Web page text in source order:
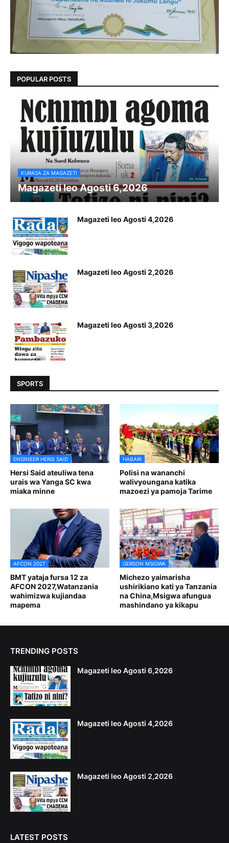
POPULAR POSTS
KURASA ZA MAGAZETI
Magazeti leo Agosti 6,2026
Magazeti leo Agosti 4,2026
Magazeti leo Agosti 2,2026
Magazeti leo Agosti 3,2026
SPORTS
ENGINEER HERSI SAID
Hersi Said ateuliwa tena
urais wa Yanga SC kwa
miaka minne
HABARI
Polisi na wananchi
walivyoungana katika
mazoezi ya pamoja Tarime
AFCON 2027
BMT yataja fursa 12 za
AFCON 2027,Watanzania
wahimizwa kujiandaa
mapema
GERSON MSIGWA
Michezo yaimarisha
ushirikiano kati ya Tanzania
na China,Msigwa afungua
mashindano ya kikapu
TRENDING POSTS
Magazeti leo Agosti 6,2026
Magazeti leo Agosti 4,2026
Magazeti leo Agosti 2,2026
LATEST POSTS